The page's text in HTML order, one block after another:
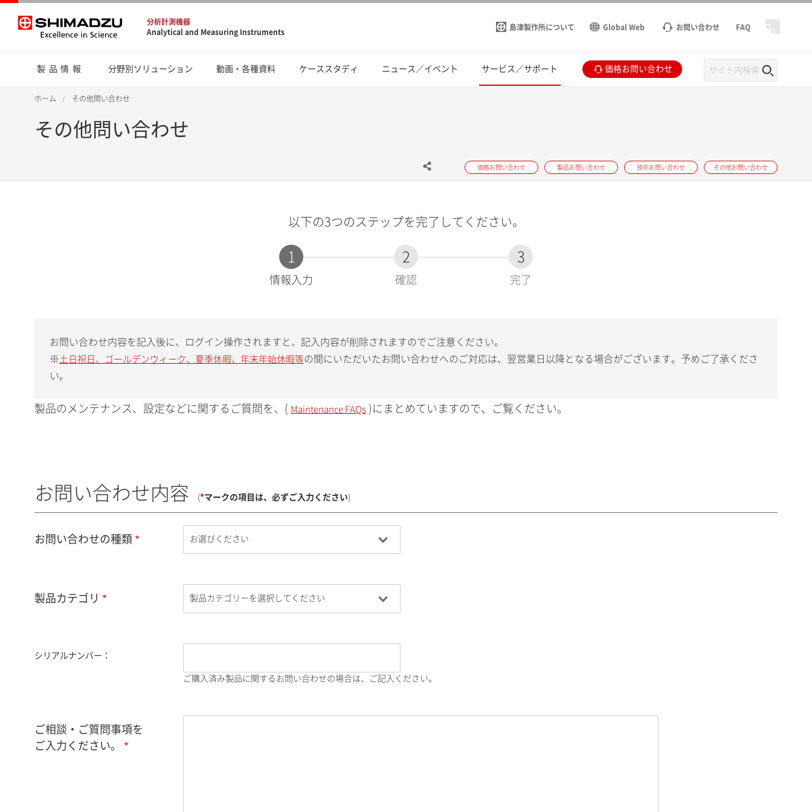
分析計測機器
Analytical and Measuring Instruments
島津製作所について Global Web お問い合わせ FAQ
製品情報 分野別ソリューション 動画・各種資料 ケーススタディ ニュース／イベント サービス／サポート 価格お問い合わせ
ホーム その他問い合わせ
その他問い合わせ
価格お問い合わせ 製品お問い合わせ 技術お問い合わせ その他お問い合わせ
以下の3つのステップを完了してください。
1
現
情報入力
2
確認
3
完了
お問い合わせ内容を記入後に、ログイン操作されますと、記入内容が削除されますのでご注意ください。
※ 土日祝日、ゴールデンウィーク、夏季休暇、年末年始休暇等の間にいただいたお問い合わせへのご対応は、翌営業日以降となる場合がございます。予めご了承くださ
い。
製品のメンテナンス、設定などに関するご質問を、( Maintenance FAQs )にまとめていますので、ご覧ください。
お問い合わせ内容 (*マークの項目は、必ずご入力ください)
お問い合わせの種類
製品カテゴリ
シリアルナンバー：
ご購入済み製品に関するお問い合わせの場合は、ご記入ください。
ご相談・ご質問事項を
ご入力ください。